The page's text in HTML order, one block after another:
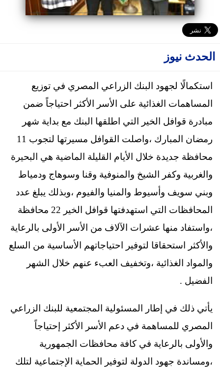
الحدث نيوز
استكمالًا لجهود البنك الزراعي المصري في توزيع
المساهمات الغذائية على الأسر الأكثر احتياجاً ضمن
مبادرة قوافل الخير التي اطلقها البنك مع بداية شهر
رمضان المبارك ،واصلت القوافل مسيرتها لتجوب 11
محافظة جديدة خلال الأيام القليلة الماضية هي البحيرة
والغربية وكفر الشيخ والمنوفية وقنا وسوهاج ودمياط
وبني سويف وأسيوط والمنيا والفيوم ،وبذلك يبلغ عدد
المحافظات التي استهدفتها قوافل الخير 22 محافظة
،واستفاد منها عشرات الآلاف من الأسر الأولى بالرعاية
والأكثر استحقاقا لتوفير احتياجاتهم الأساسية من السلع
والمواد الغذائية ،وتخفيف العبء عنهم خلال الشهر
الفضيل .
يأتي ذلك في إطار المسئولية المجتمعية للبنك الزراعي
المصري للمساهمة في دعم الأسر الأكثر إحتياجاً
والأولى بالرعاية في كافة محافظات الجمهورية
،ومساندة جهود الدولة لتوفير الحماية الإجتماعية لتلك